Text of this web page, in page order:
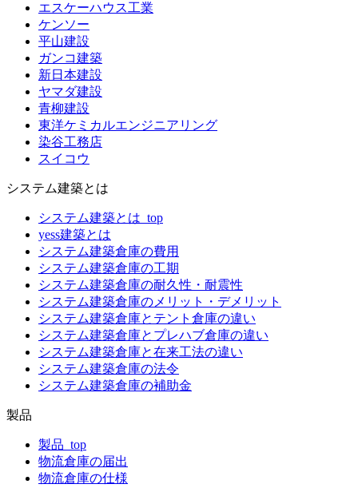
エスケーハウス工業
ケンソー
平山建設
ガンコ建築
新日本建設
ヤマダ建設
青柳建設
東洋ケミカルエンジニアリング
染谷工務店
スイコウ
システム建築とは
システム建築とは_top
yess建築とは
システム建築倉庫の費用
システム建築倉庫の工期
システム建築倉庫の耐久性・耐震性
システム建築倉庫のメリット・デメリット
システム建築倉庫とテント倉庫の違い
システム建築倉庫とプレハブ倉庫の違い
システム建築倉庫と在来工法の違い
システム建築倉庫の法令
システム建築倉庫の補助金
製品
製品_top
物流倉庫の届出
物流倉庫の仕様